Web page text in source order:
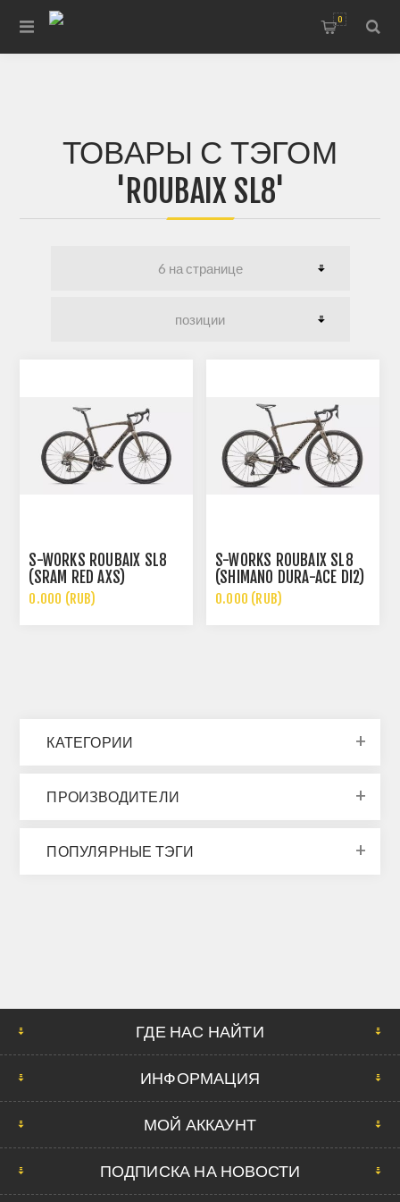
0
ТОВАРЫ С ТЭГОМ
'ROUBAIX SL8'
S-WORKS ROUBAIX SL8
(SRAM RED AXS)
0.000 (RUB)
S-WORKS ROUBAIX SL8
(SHIMANO DURA-ACE DI2)
0.000 (RUB)
КАТЕГОРИИ
ПРОИЗВОДИТЕЛИ
ПОПУЛЯРНЫЕ ТЭГИ
ГДЕ НАС НАЙТИ
ИНФОРМАЦИЯ
МОЙ АККАУНТ
ПОДПИСКА НА НОВОСТИ